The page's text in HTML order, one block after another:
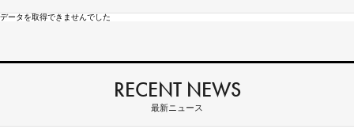
データを取得できませんでした
RECENT NEWS
最新ニュース